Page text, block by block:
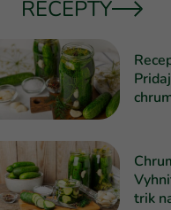
RECEPTY
trik